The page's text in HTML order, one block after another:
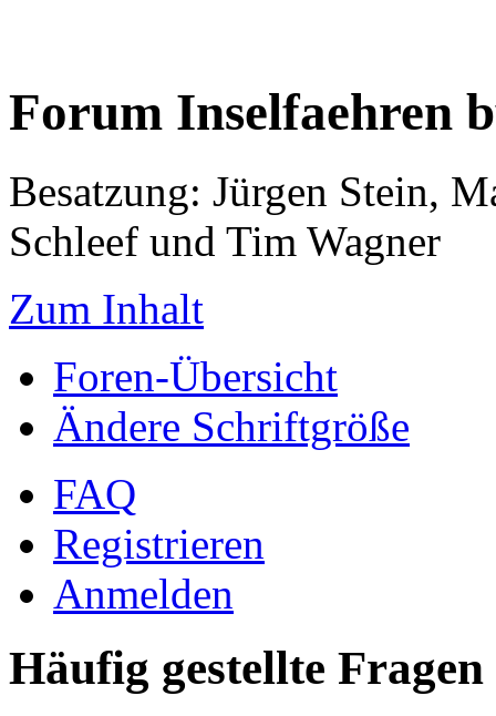
Forum Inselfaehren
Besatzung: Jürgen Stein,
Schleef und Tim Wagner
Zum Inhalt
Foren-Übersicht
Ändere Schriftgröße
FAQ
Registrieren
Anmelden
Häufig gestellte Fragen